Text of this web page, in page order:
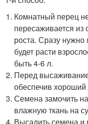
Комнатный перец
пересаживается из
роста. Сразу нужно
будет расти
быть 4-6 л.
Перед
обеспечив
Семена замочить
влажную ткань на
Высадить семена и